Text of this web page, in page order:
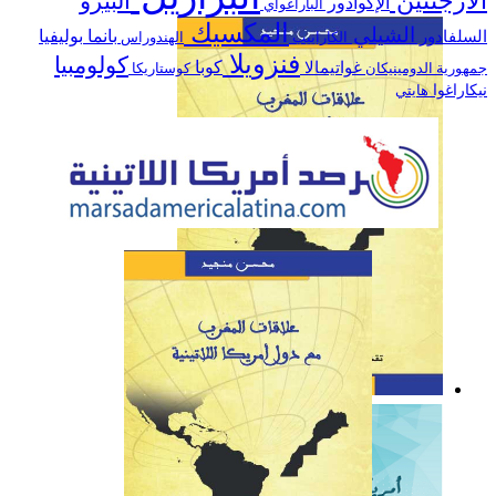
العلاقات بين المغرب وأمريكا
اللاتينية خلال سنة 2019
كتاب: علاقات المغرب مع
دول أمريكا اللاتينية
الباراغواي
السلفادور الشيلي الكاراييبالمكسيك الهندوراس بانما بوليفيا
جمهورية الدومينيكان غواتيمالا فنزويلاكوباكوستاريكا كولومبيا
نيكاراغواهايتي